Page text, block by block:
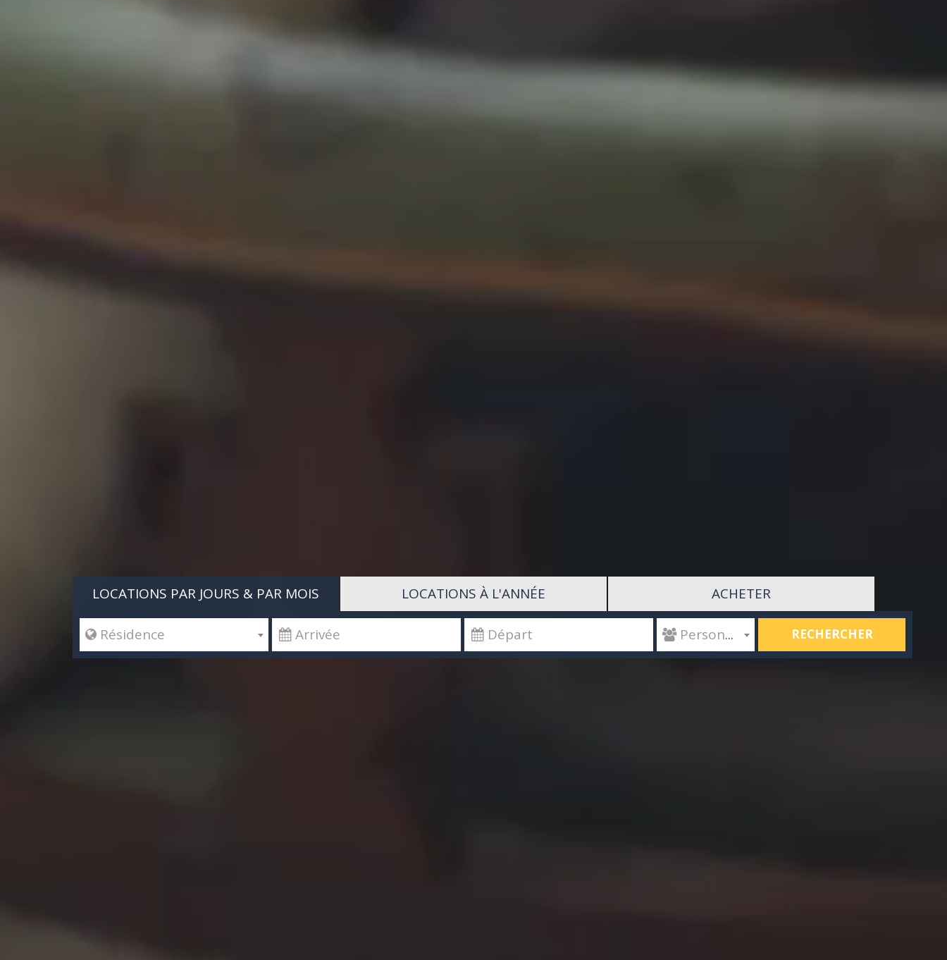
LOCATIONS PAR JOURS & PAR MOIS LOCATIONS À L'ANNÉE ACHETER
 Résidence RECHERCHER